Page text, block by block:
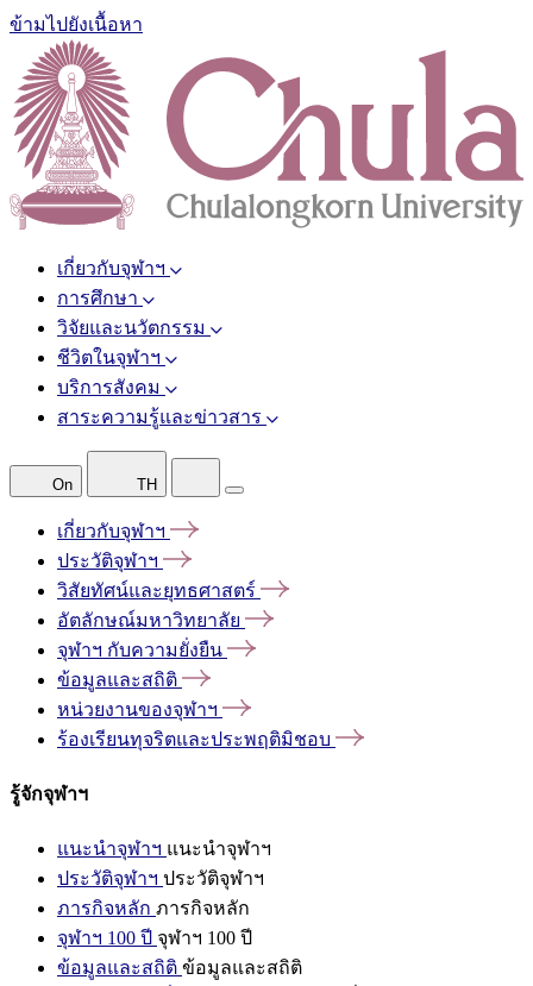
ข้ามไปยังเนื้อหา
เกี่ยวกับจุฬาฯ
การศึกษา
วิจัยและนวัตกรรม
ชีวิตในจุฬาฯ
บริการสังคม
สาระความรู้และข่าวสาร
On TH
เกี่ยวกับจุฬาฯ
ประวัติจุฬาฯ
วิสัยทัศน์และยุทธศาสตร์
อัตลักษณ์มหาวิทยาลัย
จุฬาฯ กับความยั่งยืน
ข้อมูลและสถิติ
หน่วยงานของจุฬาฯ
ร้องเรียนทุจริตและประพฤติมิชอบ
รู้จักจุฬาฯ
แนะนำจุฬาฯ แนะนำจุฬาฯ
ประวัติจุฬาฯ ประวัติจุฬาฯ
ภารกิจหลัก ภารกิจหลัก
จุฬาฯ 100 ปี จุฬาฯ 100 ปี
ข้อมูลและสถิติ ข้อมูลและสถิติ